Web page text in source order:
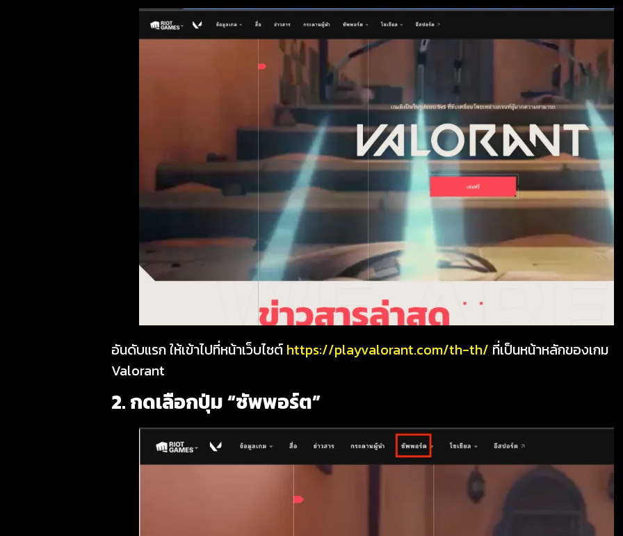
อันดับแรก ให้เข้าไปที่หน้าเว็บไซต์ https://playvalorant.com/th-th/ ที่เป็นหน้าหลักของเกม
Valorant
2. กดเลือกปุ่ม “ซัพพอร์ต”